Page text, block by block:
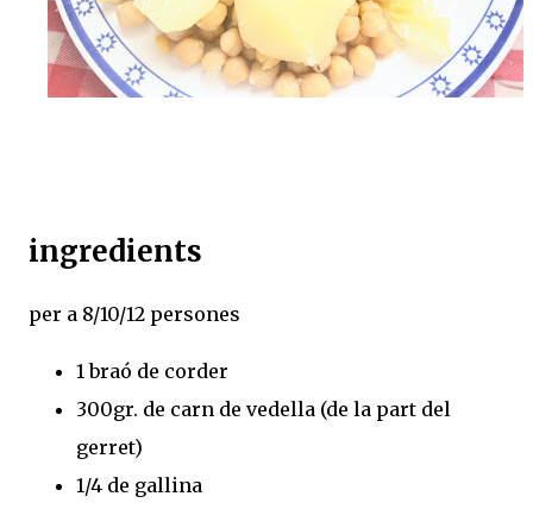
ingredients
per a 8/10/12 persones
1 braó de corder
300gr. de carn de vedella (de la part del
gerret)
1/4 de gallina